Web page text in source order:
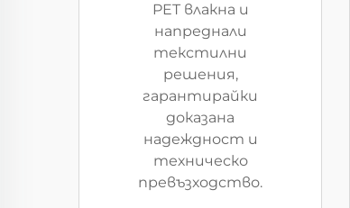
PET влакна и
напреднали
текстилни
решения,
гарантирайки
доказана
надеждност и
техническо
превъзходство.